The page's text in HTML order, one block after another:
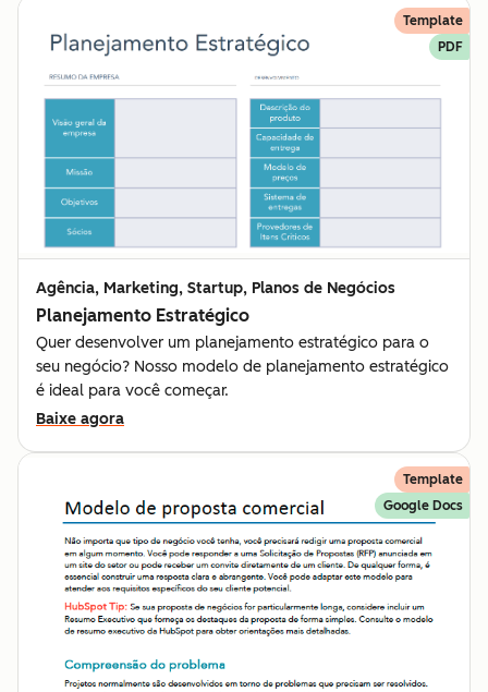
Template
PDF
Agência, Marketing, Startup, Planos de Negócios
Planejamento Estratégico
Quer desenvolver um planejamento estratégico para o
seu negócio? Nosso modelo de planejamento estratégico
é ideal para você começar.
Baixe agora
Template
Google Docs